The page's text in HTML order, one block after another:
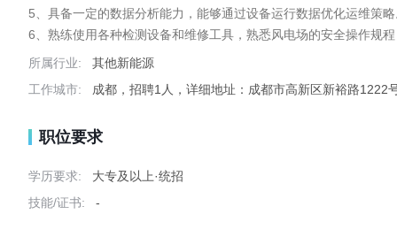
5、具备一定的数据分析能力，能够通过设备运行数据优化运维策
6、熟练使用各种检测设备和维修工具，熟悉风电场的安全操作规
所属行业:
其他新能源
工作城市:
成都，招聘1人，详细地址：成都市高新区新裕路1222
职位要求
学历要求:
大专及以上·统招
技能/证书:
-